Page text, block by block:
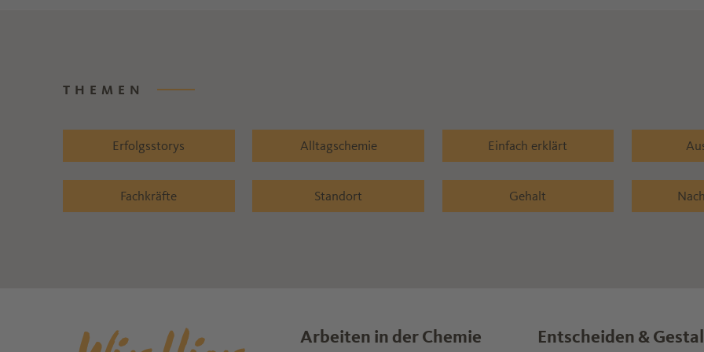
THEMEN
Erfolgsstorys Alltagschemie Einfach erklärt
Fachkräfte Standort Gehalt
Arbeiten in der Chemie Entscheiden &